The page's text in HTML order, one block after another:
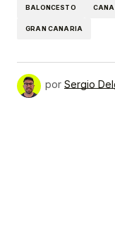
BALONCESTO
GRAN CANARIA
por Sergio